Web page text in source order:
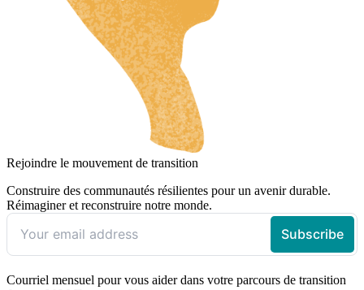
Rejoindre le mouvement de transition
Construire des communautés résilientes pour un avenir durable.
Réimaginer et reconstruire notre monde.
Courriel mensuel pour vous aider dans votre parcours de transition